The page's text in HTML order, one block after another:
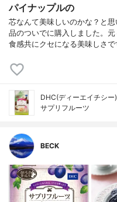
パイナップルの
芯なんて美味しいのかな？と
品のついでに購入しました。
食感共にクセになる美味しさ
DHC(ディーエイチシー)
サプリフルーツ
BECK